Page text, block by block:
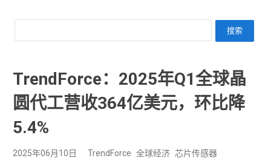
TrendForce：2025年Q1全球晶
圆代工营收364亿美元，环比降
5.4%
2025年06月10日 TrendForce 全球经济 芯片传感器